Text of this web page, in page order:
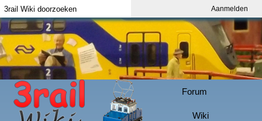
Aanmelden